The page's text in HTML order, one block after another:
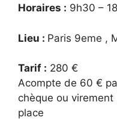
Horaires : 9h30 –
Lieu : Paris 9eme ,
Tarif : 280 €
Acompte de 60 €
chèque ou
place